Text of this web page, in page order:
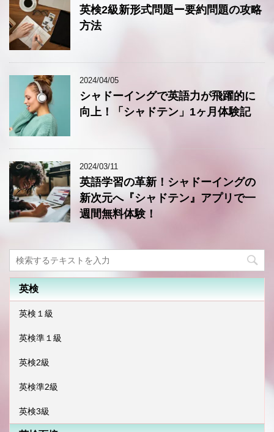
英検2級新形式問題ー要約問題の攻略
方法
2024/04/05
シャドーイングで英語力が飛躍的に
向上！「シャドテン」1ヶ月体験記
2024/03/11
英語学習の革新！シャドーイングの
新次元へ『シャドテン』アプリで一
週間無料体験！
英検
英検１級
英検準１級
英検2級
英検準2級
英検3級